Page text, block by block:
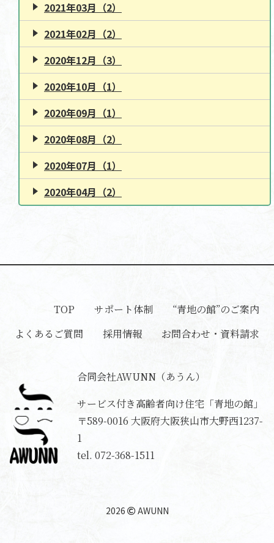
2021年03月（2）
2021年02月（2）
2020年12月（3）
2020年10月（1）
2020年09月（1）
2020年08月（2）
2020年07月（1）
2020年04月（2）
合同会社AWUNN（あうん）
サービス付き高齢者向け住宅「青地の館」
〒589-0016大阪府大阪狭山市大野西1237-
1
tel.072-368-1511
TOP サポート体制
“青地の館”のご案内
よくあるご質問
採用情報 お問合わせ・資料請求
2026 AWUNN